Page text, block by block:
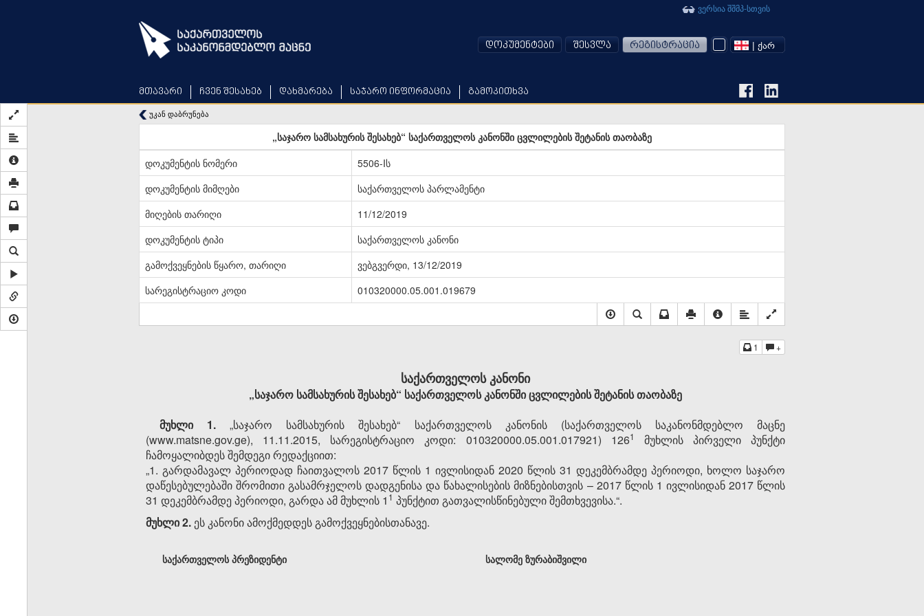
მთავარი ჩვენ შესახებ დახმარება საჯარო ინფორმაცია გამოკითხვა
ვერსია შშმპ-სთვის
დოკუმენტები შესვლა რეგისტრაცია | ᲥᲐᲠ
უკან დაბრუნება
„საჯარო სამსახურის შესახებ“ საქართველოს კანონში ცვლილების შეტანის თაობაზე
დოკუმენტის ნომერი
5506-Iს
დოკუმენტის მიმღები
საქართველოს პარლამენტი
მიღების თარიღი
11/12/2019
დოკუმენტის ტიპი
საქართველოს კანონი
გამოქვეყნების წყარო, თარიღი
ვებგვერდი, 13/12/2019
სარეგისტრაციო კოდი
010320000.05.001.019679
1 +
საქართველოს კანონი
„საჯარო სამსახურის შესახებ“ საქართველოს კანონში ცვლილების შეტანის თაობაზე
მუხლი 1. „საჯარო სამსახურის შესახებ“ საქართველოს კანონის (საქართველოს საკანონმდებლო მაცნე
(www.matsne.gov.ge), 11.11.2015, სარეგისტრაციო კოდი: 010320000.05.001.017921) 126​1
მუხლის პირველი პუნქტი
ჩამოყალიბდეს შემდეგი რედაქციით:
„1. გარდამავალ პერიოდად ჩაითვალოს 2017 წლის 1 ივლისიდან 2020 წლის 31 დეკემბრამდე პერიოდი, ხოლო საჯარო
დაწესებულებაში შრომითი გასამრჯელოს დადგენისა და წახალისების მიზნებისთვის – 2017 წლის 1 ივლისიდან 2017 წლის
31 დეკემბრამდე პერიოდი, გარდა ამ მუხლის 1 ​1 პუნქტით გათვალისწინებული შემთხვევისა.“.
მუხლი 2. ეს კანონი ამოქმედდეს გამოქვეყნებისთანავე.
საქართველოს პრეზიდენტი სალომე ზურაბიშვილი